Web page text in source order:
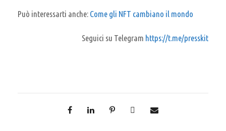
Può interessarti anche: Come gli NFT cambiano il mondo
Seguici su Telegram https://t.me/presskit